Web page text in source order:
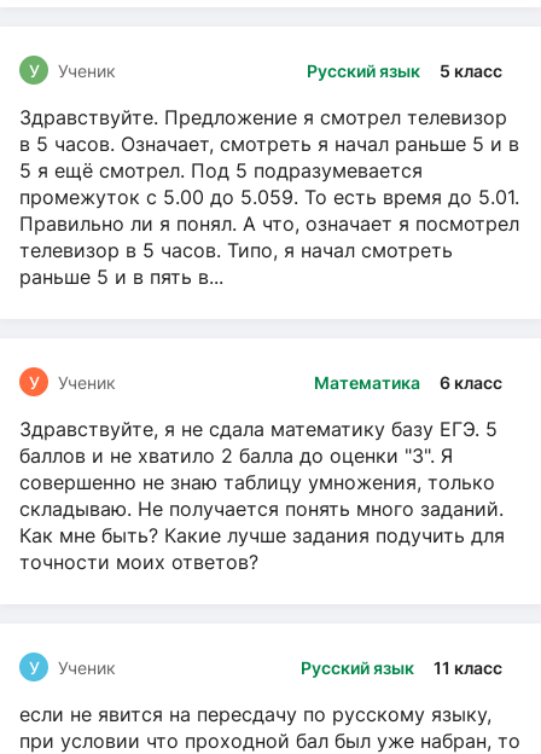
Русский язык 5 класс
У Ученик
Здравствуйте. Предложение я смотрел телевизор
в 5 часов. Означает, смотреть я начал раньше 5 и в
5 я ещё смотрел. Под 5 подразумевается
промежуток с 5.00 до 5.059. То есть время до 5.01.
Правильно ли я понял. А что, означает я посмотрел
телевизор в 5 часов. Типо, я начал смотреть
раньше 5 и в пять в...
Математика 6 класс
У Ученик
Здравствуйте, я не сдала математику базу ЕГЭ. 5
баллов и не хватило 2 балла до оценки "3". Я
совершенно не знаю таблицу умножения, только
складываю. Не получается понять много заданий.
Как мне быть? Какие лучше задания подучить для
точности моих ответов?
Русский язык 11 класс
У Ученик
если не явится на пересдачу по русскому языку,
при условии что проходной бал был уже набран, то